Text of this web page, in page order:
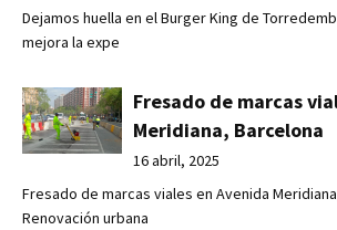
Dejamos huella en el Burger King de
mejora la expe
Fresado de marcas
Meridiana, Barcelona
16 abril, 2025
Fresado de marcas viales en Avenida
Renovación urbana